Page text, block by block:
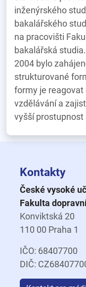
inženýrského
bakalářského
na pracovišti
bakalářská
2004 bylo
strukturované
formy je reagovat
vzdělávání a
vyšší prostupnost
Kontakty
České vysoké
Fakulta
Konviktská 20
110 00 Praha 1
IČO: 68407700
DIČ: